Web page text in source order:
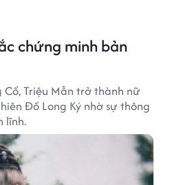
chứng minh bản
Triệu Mẫn trở thành nữ
Đồ Long Ký nhờ sự thông
lĩnh.